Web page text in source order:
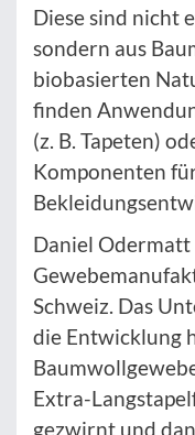
Diese sind nicht
sondern aus
biobasierten
finden
(z. B. Tapeten)
Komponenten
Daniel
Schweiz. Das
die Entwicklung
Extra-
gezwirnt und